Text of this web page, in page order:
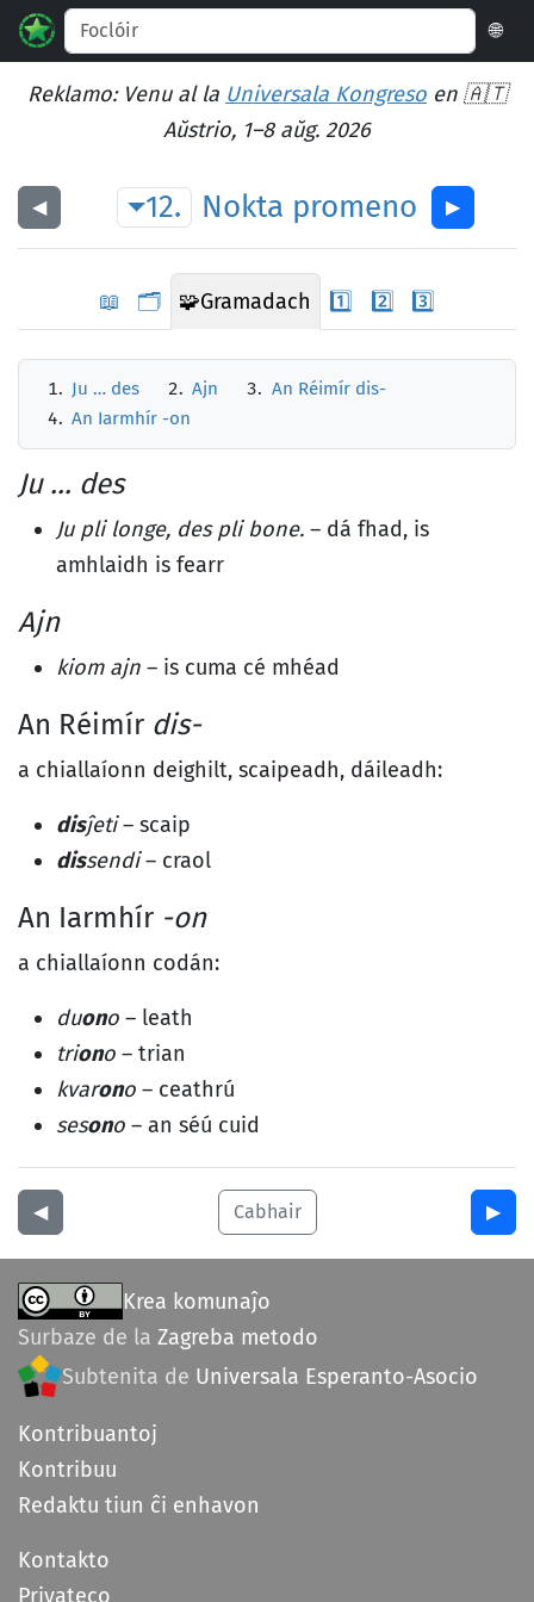
🌐
Reklamo: Venu al la Universala Kongreso en 🇦🇹
Aŭstrio, 1–8 aŭg. 2026
◀︎ 12. Nokta promeno ▶︎
📖 🗂️ 🧩Gramadach 1️⃣ 2️⃣ 3️⃣
Ju … des Ajn
An Réimír dis-
An Iarmhír -on
Ju … des
Ju pli longe, des pli bone. – dá fhad, is
amhlaidh is fearr
Ajn
kiom ajn – is cuma cé mhéad
An Réimír dis-
a chiallaíonn deighilt, scaipeadh, dáileadh:
disĵeti– scaip
dissendi– craol
An Iarmhír -on
a chiallaíonn codán:
duono – leath
triono – trian
kvarono – ceathrú
sesono – an séú cuid
◀︎ Cabhair ▶︎
Krea komunaĵo
Surbaze de la Zagreba metodo
Subtenita de Universala Esperanto-Asocio
Kontribuantoj
Kontribuu
Redaktu tiun ĉi enhavon
Kontakto
Privateco